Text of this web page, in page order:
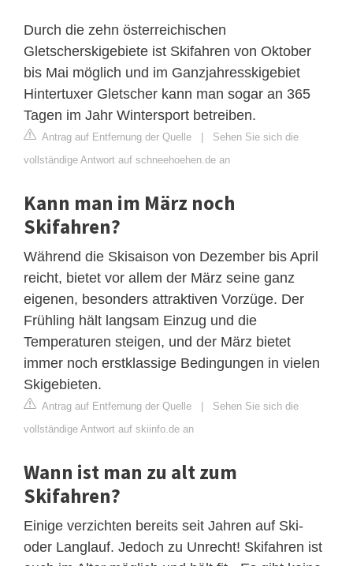
Durch die zehn österreichischen
Gletscherskigebiete ist Skifahren von Oktober
bis Mai möglich und im Ganzjahresskigebiet
Hintertuxer Gletscher kann man sogar an 365
Tagen im Jahr Wintersport betreiben.
Antrag auf Entfernung der Quelle | Sehen Sie sich die
vollständige Antwort auf schneehoehen.de an
Kann man im März noch
Skifahren?
Während die Skisaison von Dezember bis April
reicht, bietet vor allem der März seine ganz
eigenen, besonders attraktiven Vorzüge. Der
Frühling hält langsam Einzug und die
Temperaturen steigen, und der März bietet
immer noch erstklassige Bedingungen in vielen
Skigebieten.
Antrag auf Entfernung der Quelle | Sehen Sie sich die
vollständige Antwort auf skiinfo.de an
Wann ist man zu alt zum
Skifahren?
Einige verzichten bereits seit Jahren auf Ski-
oder Langlauf. Jedoch zu Unrecht! Skifahren ist